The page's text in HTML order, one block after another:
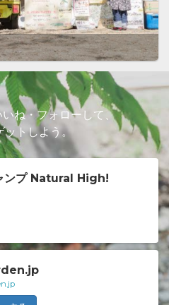
ね・フォローして、
ットしよう。
ンプ Natural High!